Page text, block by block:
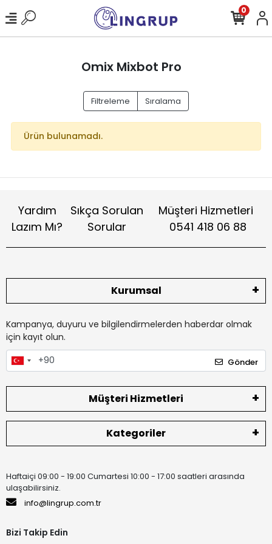
0
Omix Mixbot Pro
Filtreleme Sıralama
Ürün bulunamadı.
Yardım
Lazım Mı?
Sıkça Sorulan
Sorular
Müşteri Hizmetleri
0541 418 06 88
Kurumsal
Kampanya, duyuru ve bilgilendirmelerden haberdar olmak
için kayıt olun.
Gönder
Müşteri Hizmetleri
Kategoriler
Haftaiçi 09:00 - 19:00 Cumartesi 10:00 - 17:00 saatleri arasında
ulaşabilirsiniz.
info@lingrup.com.tr
Bizi Takip Edin